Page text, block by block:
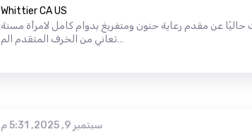
Whittier CA US
عن مقدم رعاية حنون ومتفريغ بدوام كامل لامرأة مسنة
تعاني من الخرف المتقدم الم…
سبتمبر 9, 2025, 5:31 م